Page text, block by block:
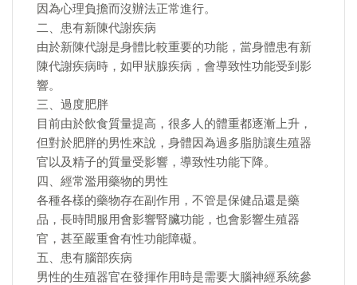
因為心理負擔而沒辦法正常進行。
二、患有新陳代謝疾病
由於新陳代謝是身體比較重要的功能，當身體患有新
陳代謝疾病時，如甲狀腺疾病，會導致性功能受到影
響。
三、過度肥胖
目前由於飲食質量提高，很多人的體重都逐漸上升，
但對於肥胖的男性來說，身體因為過多脂肪讓生殖器
官以及精子的質量受影響，導致性功能下降。
四、經常濫用藥物的男性
各種各樣的藥物存在副作用，不管是保健品還是藥
品，長時間服用會影響腎臟功能，也會影響生殖器
官，甚至嚴重會有性功能障礙。
五、患有腦部疾病
男性的生殖器官在發揮作用時是需要大腦神經系統參